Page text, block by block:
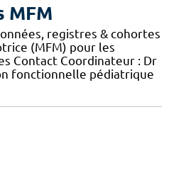
MFM
registres & cohortes
(MFM) pour les
Contact Coordinateur : Dr
fonctionnelle pédiatrique